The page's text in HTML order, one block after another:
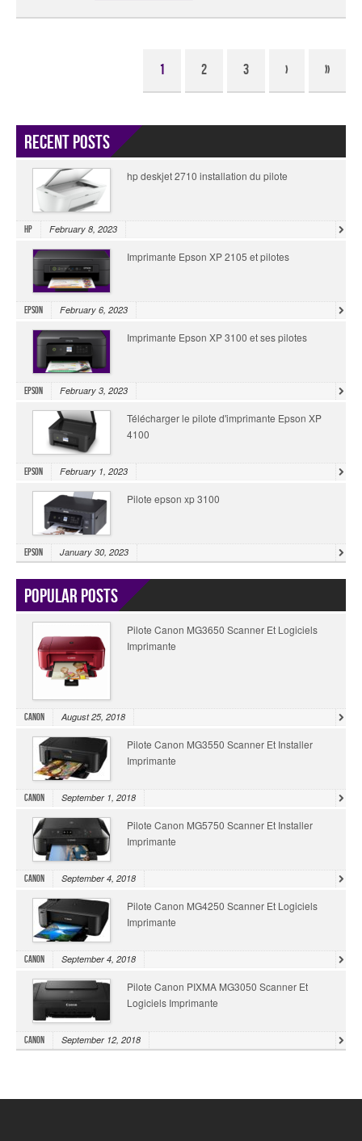
1 2 3 › »
Recent Posts
hp deskjet 2710 installation du pilote
HP February 8, 2023
Imprimante Epson XP 2105 et pilotes
Epson February 6, 2023
Imprimante Epson XP 3100 et ses pilotes
Epson February 3, 2023
Télécharger le pilote d'imprimante Epson XP
4100
Epson February 1, 2023
Pilote epson xp 3100
Epson January 30, 2023
Popular Posts
Pilote Canon MG3650 Scanner Et Logiciels
Imprimante
Canon August 25, 2018
Pilote Canon MG3550 Scanner Et Installer
Imprimante
Canon September 1, 2018
Pilote Canon MG5750 Scanner Et Installer
Imprimante
Canon September 4, 2018
Pilote Canon MG4250 Scanner Et Logiciels
Imprimante
Canon September 4, 2018
Pilote Canon PIXMA MG3050 Scanner Et
Logiciels Imprimante
Canon September 12, 2018